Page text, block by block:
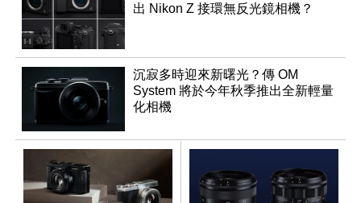
出 Nikon Z 接環無反光鏡相機？
沉寂多時迎來新曙光？傳 OM
System 將於今年秋季推出全新輕量
化相機